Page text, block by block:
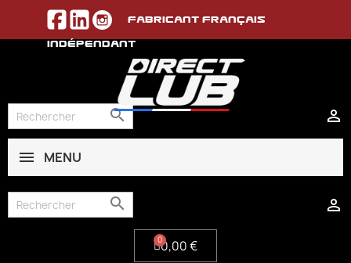
Fabricant français
indépendant


MENU


0,00 €